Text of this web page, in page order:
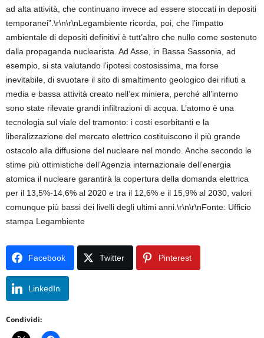
ad alta attività, che continuano invece ad essere stoccati in depositi
temporanei”.\r\n\r\nLegambiente ricorda, poi, che l’impatto
ambientale di depositi definitivi è tutt’altro che nullo come sostenuto
dalla propaganda nuclearista. Ad Asse, in Bassa Sassonia, ad
esempio, si sta valutando l’ipotesi costosissima, ma forse
inevitabile, di svuotare il sito di smaltimento geologico dei rifiuti a
media e bassa attività creato nell’ex miniera, perché all’interno
sono state rilevate grandi infiltrazioni di acqua. L’atomo è una
tecnologia sul viale del tramonto: i costi esorbitanti e la
liberalizzazione del mercato elettrico costituiscono il più grande
ostacolo alla diffusione del nucleare nel mondo. Anche secondo le
stime più ottimistiche dell’Agenzia internazionale dell’energia
atomica il nucleare garantirà la copertura della domanda elettrica
per il 13,5%-14,6% al 2020 e tra il 12,6% e il 15,9% al 2030, valori
comunque più bassi dei livelli degli ultimi anni.\r\n\r\nFonte: Ufficio
stampa Legambiente
Facebook Twitter Pinterest
LinkedIn
Condividi: